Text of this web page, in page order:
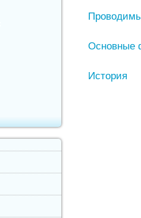
Основные
История